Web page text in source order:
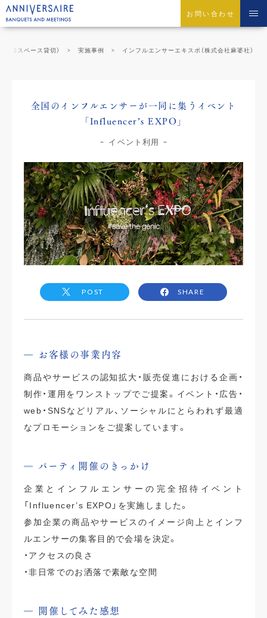
お問い合わせ
会場スペース貸切） 実施事例 インフルエンサーエキスポ（株式会社麻婆社）
全国のインフルエンサーが一同に集うイベント
「Influencer’s EXPO」
イベント利用
POST SHARE
お客様の事業内容
商品やサービスの認知拡大・販売促進における企画・
制作・運用をワンストップでご提案。イベント・広告・
web・SNSなどリアル、ソーシャルにとらわれず最適
なプロモーションをご提案しています。
パーティ開催のきっかけ
企業とインフルエンサーの完全招待イベント
「Influencer’s EXPO」を実施しました。
参加企業の商品やサービスのイメージ向上とインフ
ルエンサーの集客目的で会場を決定。
・アクセスの良さ
・非日常でのお洒落で素敵な空間
開催してみた感想